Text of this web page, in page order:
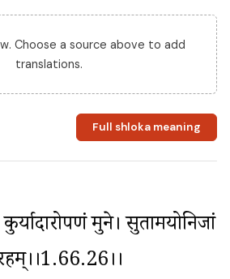
Choose a source above to add
translations.
Full shloka meaning
मुने। सुतामयोनिजां